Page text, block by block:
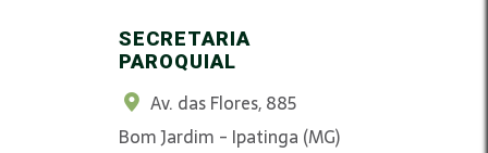
SECRETARIA
PAROQUIAL
Av. das Flores, 885
Bom Jardim - Ipatinga (MG)